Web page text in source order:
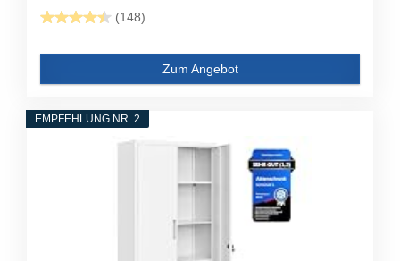
(148)
Zum Angebot
EMPFEHLUNG NR. 2